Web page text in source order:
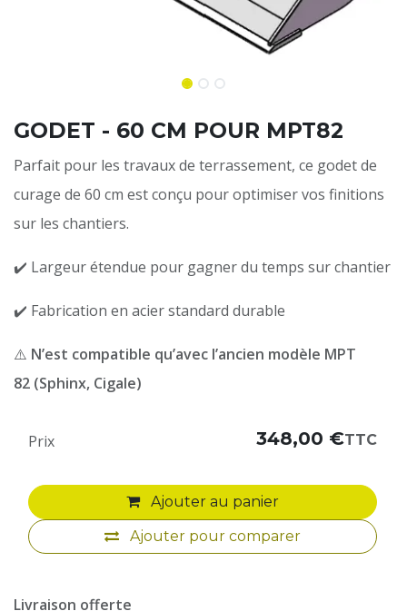
GODET - 60 CM POUR MPT82
Parfait pour les travaux de terrassement, ce godet de
curage de 60 cm est conçu pour optimiser vos finitions
sur les chantiers.
✔️ Largeur étendue pour gagner du temps sur chantier
✔️ Fabrication en acier standard durable
⚠️ N’est compatible qu’avec l’ancien modèle MPT
82 (Sphinx, Cigale)
Ajouter au panier
Ajouter pour comparer
Prix 348,00 €TTC
Livraison offerte